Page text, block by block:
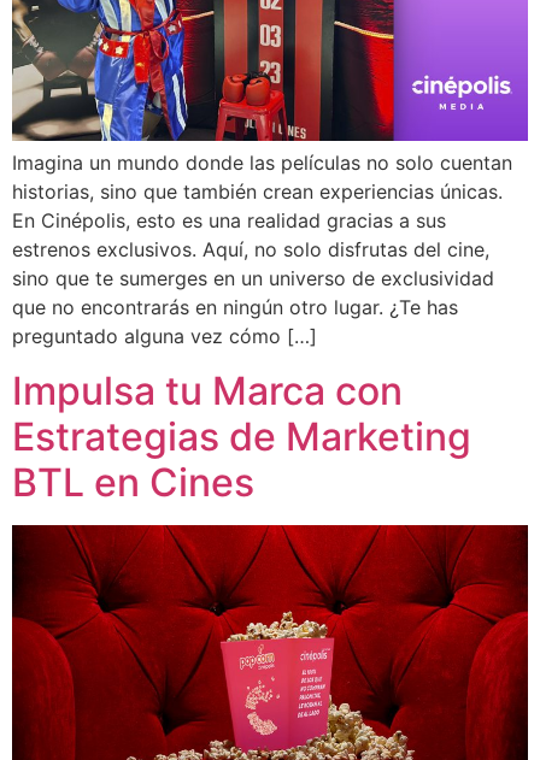
Imagina un mundo donde las películas no solo cuentan
historias, sino que también crean experiencias únicas.
En Cinépolis, esto es una realidad gracias a sus
estrenos exclusivos. Aquí, no solo disfrutas del cine,
sino que te sumerges en un universo de exclusividad
que no encontrarás en ningún otro lugar. ¿Te has
preguntado alguna vez cómo […]
Impulsa tu Marca con
Estrategias de Marketing
BTL en Cines